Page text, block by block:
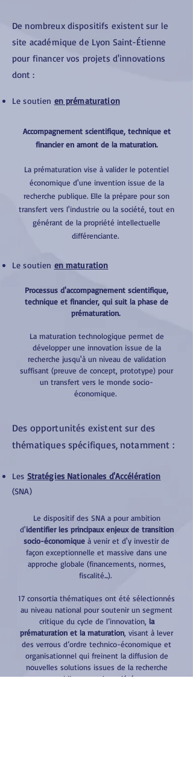
De nombreux dispositifs existent sur le
site académique de Lyon Saint-Étienne
pour financer vos projets d'innovations
dont :
Le soutien en prématuration
Accompagnement scientifique, technique et
financier en amont de la maturation.
La prématuration vise à valider le potentiel
économique d'une invention issue de la
recherche publique. Elle la prépare pour son
transfert vers l'industrie ou la société, tout en
générant de la propriété intellectuelle
différenciante.
Le soutien en maturation
Processus d'accompagnement scientifique,
technique et financier, qui suit la phase de
prématuration.
La maturation technologique permet de
développer une innovation issue de la
recherche jusqu'à un niveau de validation
suffisant (preuve de concept, prototype) pour
un transfert vers le monde socio-
économique.
Des opportunités existent sur des
thématiques spécifiques, notamment :
Les Stratégies Nationales d'Accélération
(SNA)
Le dispositif des SNA a pour ambition
d'identifier les principaux enjeux de transition
socio-économique à venir et d'y investir de
façon exceptionnelle et massive dans une
approche globale (financements, normes,
fiscalité...).
17 consortia thématiques ont été sélectionnés
au niveau national pour soutenir un segment
critique du cycle de l’innovation, la
prématuration et la maturation, visant à lever
des verrous d’ordre technico-économique et
organisationnel qui freinent la diffusion de
nouvelles solutions issues de la recherche
publique vers la société.